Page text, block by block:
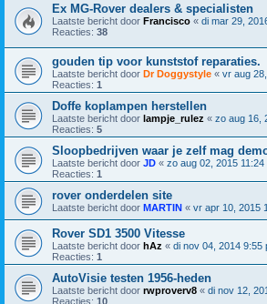
Ex MG-Rover dealers & specialisten
Laatste bericht door Francisco « di mar 29,
Reacties: 38
gouden tip voor kunststof reparaties.
Laatste bericht door Dr Doggystyle « vr aug
Reacties: 1
Doffe koplampen herstellen
Laatste bericht door lampje_rulez « zo aug 16,
Reacties: 5
Sloopbedrijven waar je zelf mag
Laatste bericht door JD « zo aug 02, 2015 11:24
Reacties: 1
rover onderdelen site
Laatste bericht door MARTIN « vr apr 10, 2015
Rover SD1 3500 Vitesse
Laatste bericht door hAz « di nov 04, 2014 9:55
Reacties: 1
AutoVisie testen 1956-heden
Laatste bericht door rwproverv8 « di nov 12,
Reacties: 10